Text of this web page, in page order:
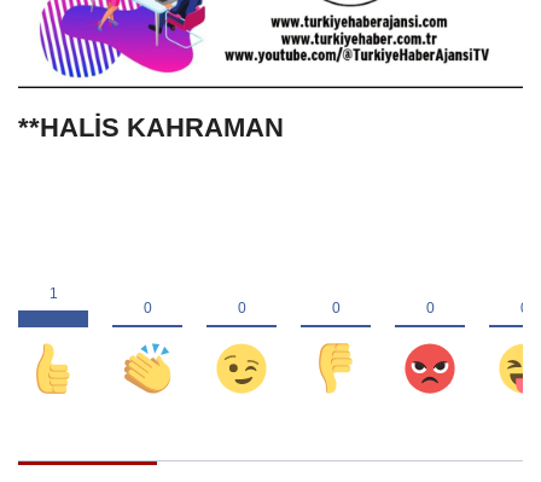
**HALİS KAHRAMAN